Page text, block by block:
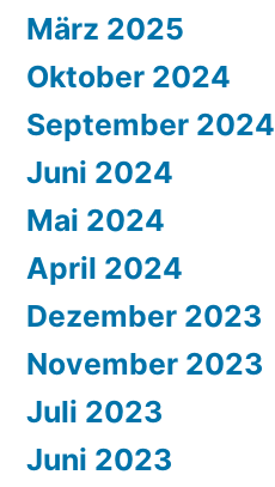
März 2025
Oktober 2024
September 2024
Juni 2024
Mai 2024
April 2024
Dezember 2023
November 2023
Juli 2023
Juni 2023